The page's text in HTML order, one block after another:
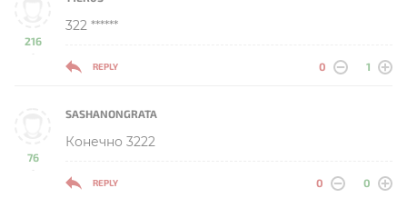
216
-
322 ******
REPLY 0 1
76
-
SASHANONGRATA
Конечно 3222
REPLY 0 0